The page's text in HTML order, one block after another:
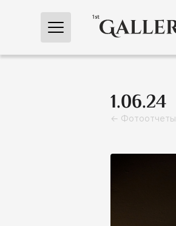
1.06.24
← Фотоотчеты